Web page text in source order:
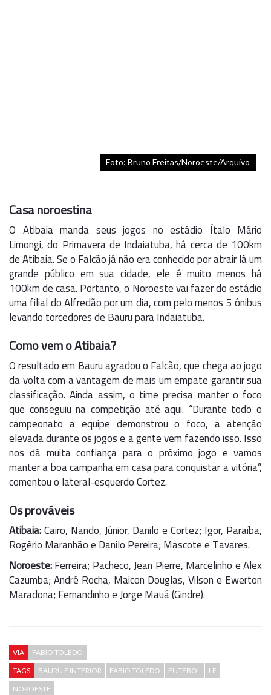
Foto: Bruno Freitas/Noroeste/Arquivo
Casa noroestina
O Atibaia manda seus jogos no estádio Ítalo Mário
Limongi, do Primavera de Indaiatuba, há cerca de 100km
de Atibaia. Se o Falcão já não era conhecido por atrair lá um
grande público em sua cidade, ele é muito menos há
100km de casa. Portanto, o Noroeste vai fazer do estádio
uma filial do Alfredão por um dia, com pelo menos 5 ônibus
levando torcedores de Bauru para Indaiatuba.
Como vem o Atibaia?
O resultado em Bauru agradou o Falcão, que chega ao jogo
da volta com a vantagem de mais um empate garantir sua
classificação. Ainda assim, o time precisa manter o foco
que conseguiu na competição até aqui. “Durante todo o
campeonato a equipe demonstrou o foco, a atenção
elevada durante os jogos e a gente vem fazendo isso. Isso
nos dá muita confiança para o próximo jogo e vamos
manter a boa campanha em casa para conquistar a vitória”,
comentou o lateral-esquerdo Cortez.
Os prováveis
Atibaia:Cairo, Nando, Júnior, Danilo e Cortez; Igor, Paraíba,
Rogério Maranhão e Danilo Pereira; Mascote e Tavares.
Noroeste:Ferreira; Pacheco, Jean Pierre, Marcelinho e Alex
Cazumba; André Rocha, Maicon Douglas, Vilson e Ewerton
Maradona; Fernandinho e Jorge Mauá (Gindre).
VIA
FABIO TOLEDO
TAGS
BAURU E INTERIOR FABIO TOLEDO FUTEBOL
LE
NOROESTE